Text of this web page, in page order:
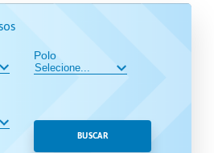
Polo
BUSCAR